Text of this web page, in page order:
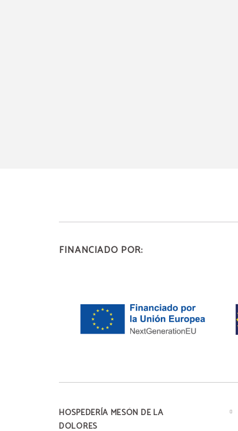
FINANCIADO POR:
HOSPEDERÍA MESÓN DE LA
DOLORES